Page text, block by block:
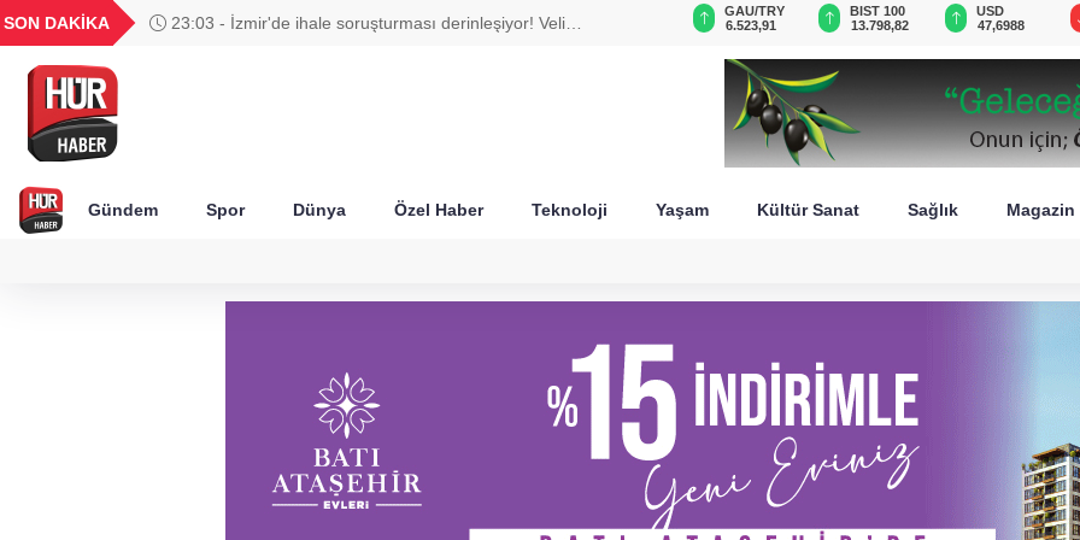
SON DAKİKA
23:03 - İzmir'de ihale soruşturması derinleşiyor! Veli
UYU
1,1824
18,2405
16,2351
27,9743
GAU/TRY
6.523,91
BIST 100
13.798,82
USD
47,6988
Gündem Spor Dünya Özel Haber Teknoloji Yaşam Kültür Sanat Sağlık Magazin